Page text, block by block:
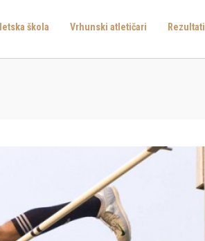
škola Vrhunski atletičari Rezultati